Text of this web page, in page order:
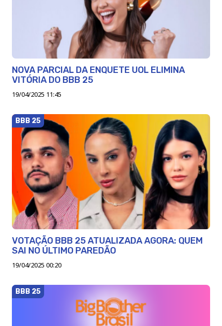
NOVA PARCIAL DA ENQUETE UOL ELIMINA
VITÓRIA DO BBB 25
19/04/2025 11:45
BBB 25
VOTAÇÃO BBB 25 ATUALIZADA AGORA: QUEM
SAI NO ÚLTIMO PAREDÃO
19/04/2025 00:20
BBB 25